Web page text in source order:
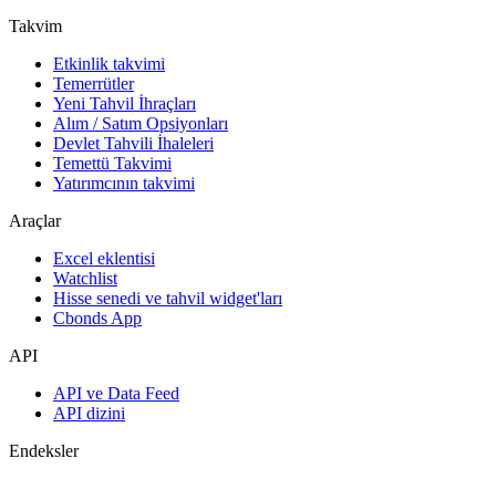
Takvim
Etkinlik takvimi
Temerrütler
Yeni Tahvil İhraçları
Alım / Satım Opsiyonları
Devlet Tahvili İhaleleri
Temettü Takvimi
Yatırımcının takvimi
Araçlar
Excel eklentisi
Watchlist
Hisse senedi ve tahvil widget'ları
Cbonds App
API
API ve Data Feed
API dizini
Endeksler